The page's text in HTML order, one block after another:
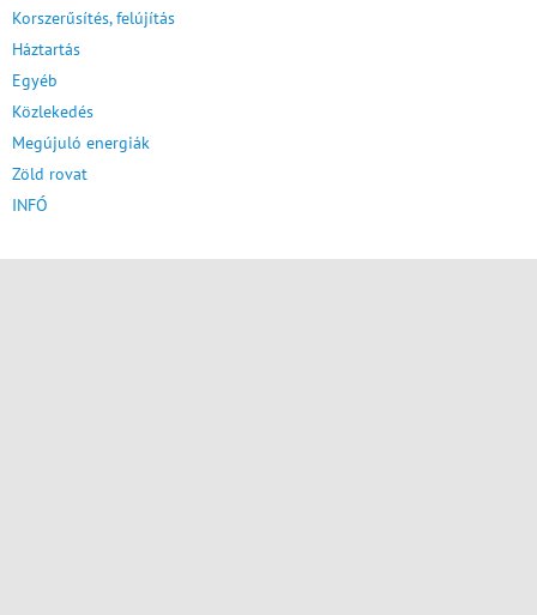
Korszerűsítés, felújítás
Háztartás
Egyéb
Közlekedés
Megújuló energiák
Zöld rovat
INFÓ